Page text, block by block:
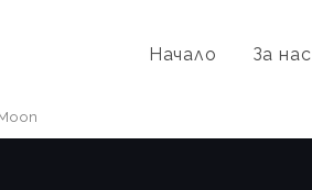
Начало За нас